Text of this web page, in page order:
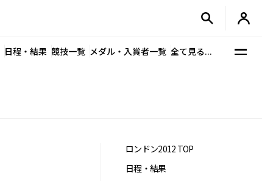
日程・結果 競技一覧 メダル・入賞者一覧 全て見る...
ロンドン2012 TOP
日程・結果